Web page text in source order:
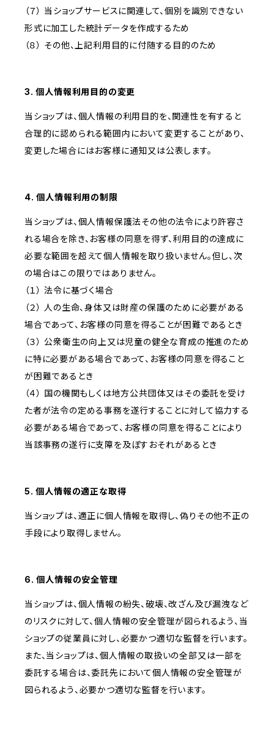
（７） 当ショップサービスに関連して、個別を識別できない
形式に加工した統計データを作成するため
（８） その他、上記利用目的に付随する目的のため
3. 個人情報利用目的の変更
当ショップは、個人情報の利用目的を、関連性を有すると
合理的に認められる範囲内において変更することがあり、
変更した場合にはお客様に通知又は公表します。
4. 個人情報利用の制限
当ショップは、個人情報保護法その他の法令により許容さ
れる場合を除き、お客様の同意を得ず、利用目的の達成に
必要な範囲を超えて個人情報を取り扱いません。但し、次
の場合はこの限りではありません。
（１） 法令に基づく場合
（２） 人の生命、身体又は財産の保護のために必要がある
場合であって、お客様の同意を得ることが困難であるとき
（３） 公衆衛生の向上又は児童の健全な育成の推進のため
に特に必要がある場合であって、お客様の同意を得ること
が困難であるとき
（４） 国の機関もしくは地方公共団体又はその委託を受け
た者が法令の定める事務を遂行することに対して協力する
必要がある場合であって、お客様の同意を得ることにより
当該事務の遂行に支障を及ぼすおそれがあるとき
5. 個人情報の適正な取得
当ショップは、適正に個人情報を取得し、偽りその他不正の
手段により取得しません。
6. 個人情報の安全管理
当ショップは、個人情報の紛失、破壊、改ざん及び漏洩など
のリスクに対して、個人情報の安全管理が図られるよう、当
ショップの従業員に対し、必要かつ適切な監督を行います。
また、当ショップは、個人情報の取扱いの全部又は一部を
委託する場合は、委託先において個人情報の安全管理が
図られるよう、必要かつ適切な監督を行います。